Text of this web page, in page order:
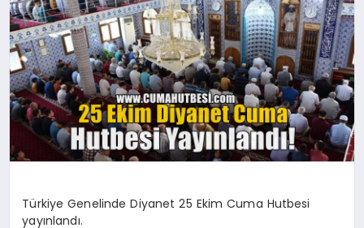
Türkiye Genelinde Diyanet 25 Ekim Cuma Hutbesi
yayınlandı.